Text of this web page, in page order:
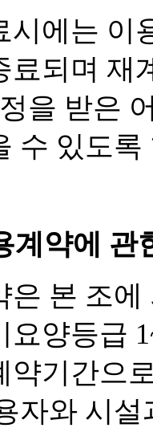
시에는 이
료되며 재
을 받은
수 있도록
계약에 관
은 본 조
요양등급
약기간으
자와 시설